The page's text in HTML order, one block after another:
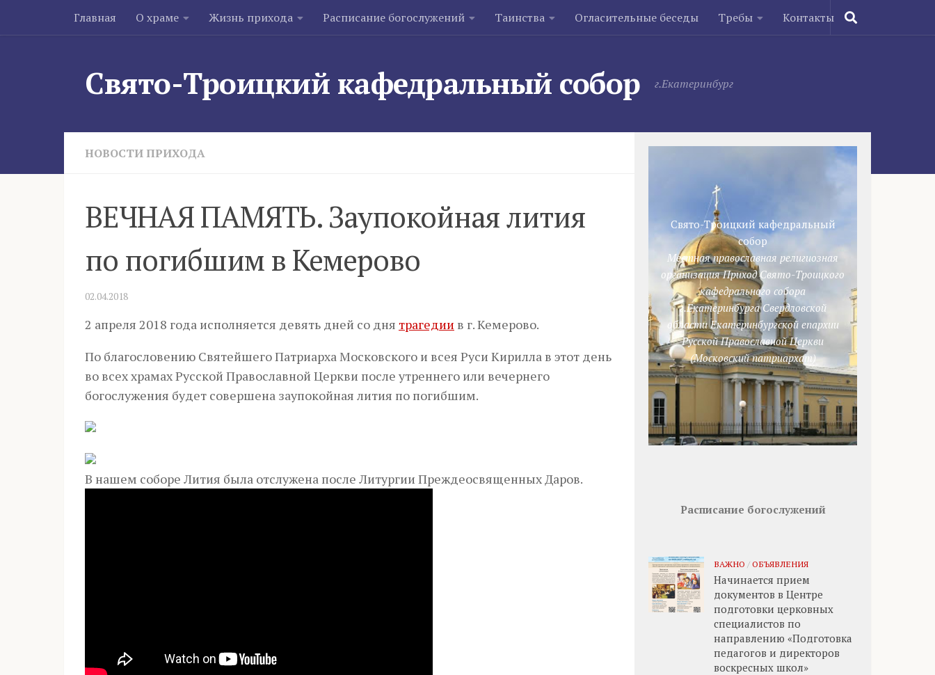
Skip to content
Главная О храме Жизнь прихода Расписание богослужений Таинства Огласительные беседы Требы Контакты
Свято-Троицкий кафедральный собор г.Екатеринбург
НОВОСТИ ПРИХОДА
ВЕЧНАЯ ПАМЯТЬ. Заупокойная лития
по погибшим в Кемерово
02.04.2018
2 апреля 2018 года исполняется девять дней со дня трагедии в г. Кемерово.
По благословению Святейшего Патриарха Московского и всея Руси Кирилла в этот день
во всех храмах Русской Православной Церкви после утреннего или вечернего
богослужения будет совершена заупокойная лития по погибшим.
В нашем соборе Лития была отслужена после Литургии Преждеосвященных Даров.
Свято-Троицкий кафедральный
собор
Местная православная религиозная
организация Приход Свято-Троицкого
кафедрального собора
г.Екатеринбурга Свердловской
области Екатеринбургской епархии
Русской Православной Церкви
(Московский патриархат)
Расписание богослужений
ВАЖНО / ОБЪЯВЛЕНИЯ
Начинается прием
документов в Центре
подготовки церковных
специалистов по
направлению «Подготовка
педагогов и директоров
воскресных школ»